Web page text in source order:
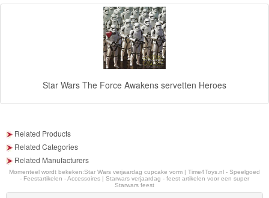
Ben
Megabloks
Monster
My
Little
Pony
Star Wars The Force Awakens servetten Heroes
Related Products
Related Categories
Related Manufacturers
Momenteel wordt bekeken:Star Wars verjaardag cupcake vorm | Time4Toys.nl - Speelgoed
- Feestartikelen - Accessoires | Starwars verjaardag - feest artikelen voor een super
Starwars feest